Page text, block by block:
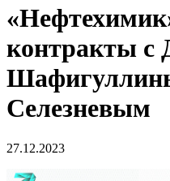
контракты с
Селезневым
27.12.2023